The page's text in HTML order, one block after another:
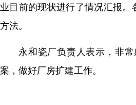
业目前的现状进行了情况汇报
方法。
永和瓷厂负责人表示，非
案，做好厂房扩建工作。